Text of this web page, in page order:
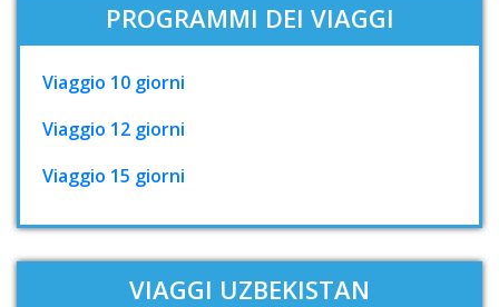
PROGRAMMI DEI VIAGGI
Viaggio 10 giorni
Viaggio 12 giorni
Viaggio 15 giorni
VIAGGI UZBEKISTAN